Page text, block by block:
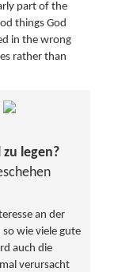
part of the
things God
in the wrong
rather than
legen?
an der
wie viele gute
auch die
verursacht